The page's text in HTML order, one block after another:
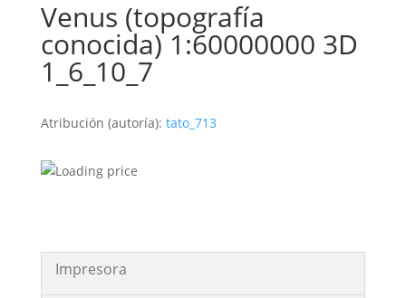
Venus (topografía
conocida) 1:60000000 3D
1_6_10_7
Atribución (autoría): tato_713
Impresora